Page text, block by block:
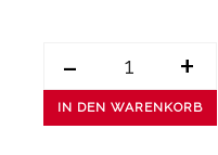
- +
IN DEN WARENKORB